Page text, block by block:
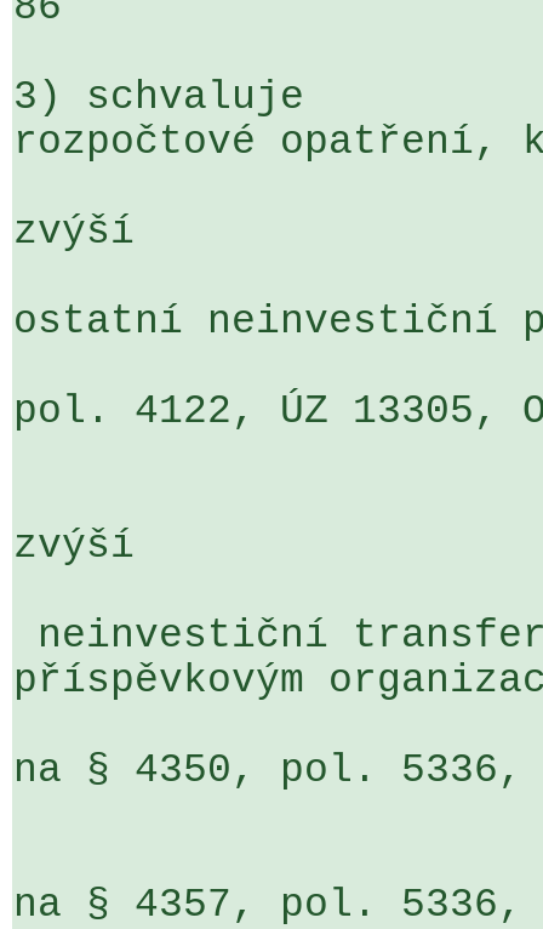
3) schvaluje
rozpočtové opatření,
zvýší
ostatní neinvestiční
pol. 4122, ÚZ 13305,
zvýší
příspěvkovým
na § 4350, pol. 5336,
na § 4357, pol. 5336,